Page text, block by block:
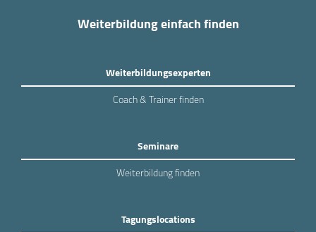
Weiterbildung einfach finden
Weiterbildungsexperten
Coach & Trainer finden
Seminare
Weiterbildung finden
Tagungslocations